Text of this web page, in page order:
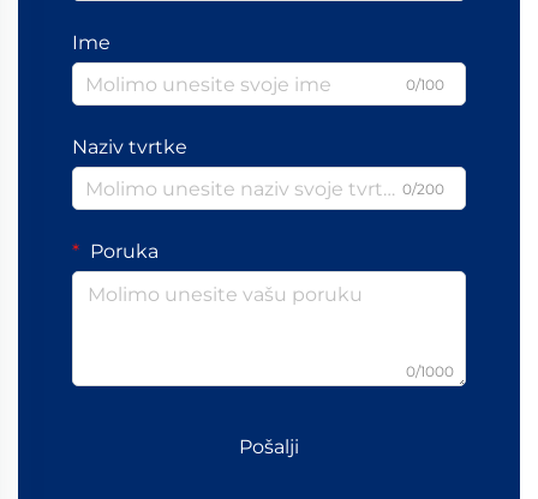
Ime
0/100
Naziv tvrtke
0/200
Poruka
0/1000
Pošalji